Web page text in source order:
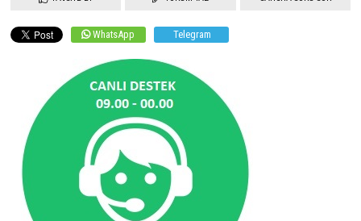
WhatsApp Telegram